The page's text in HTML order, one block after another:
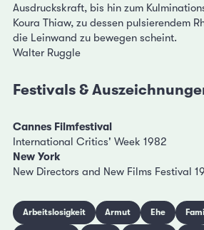
Ausdruckskraft, bis hin zum
Koura Thiaw, zu dessen pulsierendem
die Leinwand zu bewegen scheint.
Walter Ruggle
Festivals &
Cannes Filmfestival
International Critics' Week 1982
New York
New Directors and New Films Festival
Arbeitslosigkeit Armut Ehe